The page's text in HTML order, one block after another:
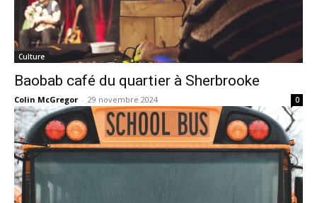
Culture
Baobab café du quartier à Sherbrooke
Colin McGregor - 29 novembre 2024 0